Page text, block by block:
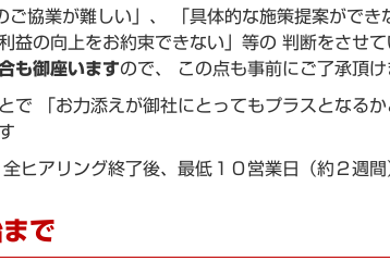
ご協業が難しい」、 「具体的な施策提案ができ
益の向上をお約束できない」等の 判断をさせて
も御座いますので、 この点も事前にご了承頂け
で 「お力添えが御社にとってもプラスとなる
ヒアリング終了後、最低１０営業日（約２週間
で